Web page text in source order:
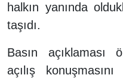
halkın yanında
taşıdı.
Basın açıklaması
açılış